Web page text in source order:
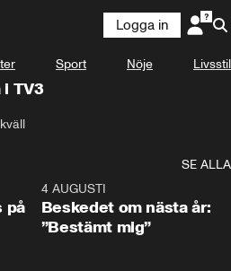
Logga in
Sport Nöje Livsstil
i TV3
SE ALLA
på
4 AUGUSTI
Beskedet om nästa år:
”Bestämt mig”